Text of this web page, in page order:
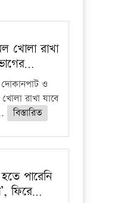
খোলা রাখা
ও
রাখা যাবে
বিস্তারিত
পারেনি
ফিরে…